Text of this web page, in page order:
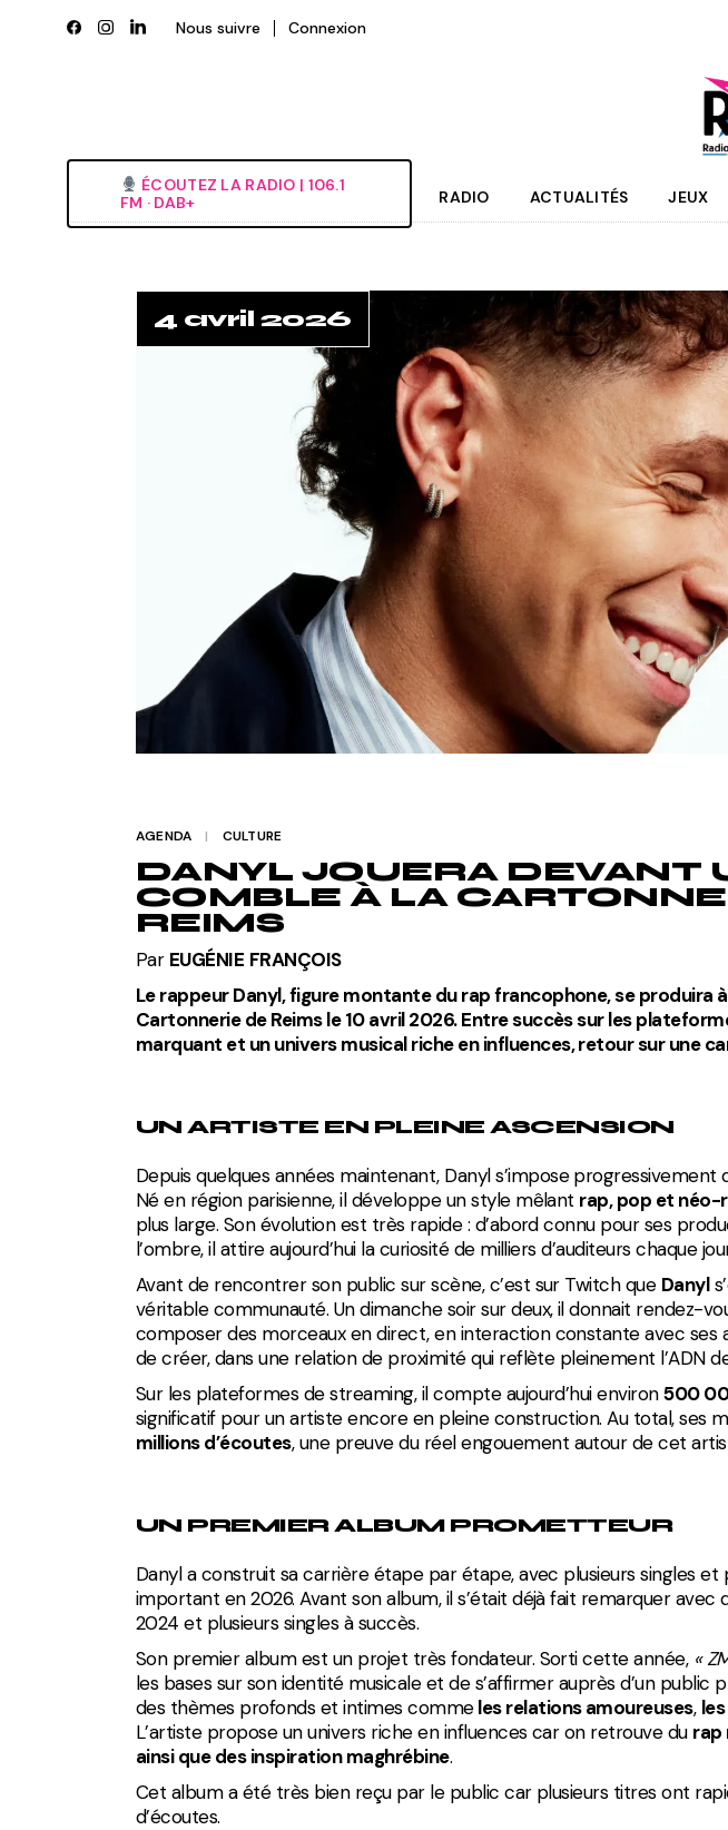
Nous suivre Connexion
ÉCOUTEZ LA RADIO‎ | ‎106.1
FM · DAB+
RADIO
Grille des programmes
L’équipe RJR
Devenir bénévole
Nous écouter
ACTUALITÉS
Culture
Sport
Mobilité
Jeunesse
RJR
Divers
JEUX
4 avril 2026
AGENDA CULTURE
DANYL JOUERA DEVANT
COMBLE À LA
REIMS
Par EUGÉNIE FRANÇOIS
Le rappeur Danyl, figure montante du rap francophone, se produira
Cartonnerie de Reims le 10 avril 2026. Entre succès sur les
marquant et un univers musical riche en influences, retour sur une
UN ARTISTE EN PLEINE ASCENSION
Depuis quelques années maintenant, Danyl s’impose progressivement
Né en région parisienne, il développe un style mêlant rap, pop et néo-
plus large. Son évolution est très rapide : d’abord connu pour ses
l’ombre, il attire aujourd’hui la curiosité de milliers d’auditeurs chaque
Avant de rencontrer son public sur scène, c’est sur Twitch que Danyl
véritable communauté. Un dimanche soir sur deux, il donnait rendez-
composer des morceaux en direct, en interaction constante avec ses
de créer, dans une relation de proximité qui reflète pleinement l’ADN
Sur les plateformes de streaming, il compte aujourd’hui environ500
significatif pour un artiste encore en pleine construction. Au total, ses
millions d’écoutes, une preuve du réel engouement autour de cet
UN PREMIER ALBUM PROMETTEUR
Danyl a construit sa carrière étape par étape, avec plusieurs singles
important en 2026. Avant son album, il s’était déjà fait remarquer avec
2024 et plusieurs singles à succès.
Son premier album est un projet très fondateur. Sorti cette année, «
les bases sur son identité musicale et de s’affirmer auprès d’un public
des thèmes profonds et intimes commeles relations amoureuses,
L’artiste propose un univers riche en influences car on retrouve du rap
ainsi que des inspiration maghrébine.
Cet album a été très bien reçu par le public car plusieurs titres ont
d’écoutes.